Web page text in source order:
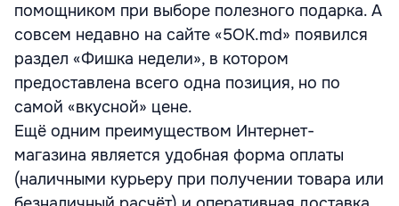
помощником при выборе полезного подарка. А
совсем недавно на сайте «5OK.md» появился
раздел «Фишка недели», в котором
предоставлена всего одна позиция, но по
самой «вкусной» цене.
Ещё одним преимуществом Интернет-
магазина является удобная форма оплаты
(наличными курьеру при получении товара или